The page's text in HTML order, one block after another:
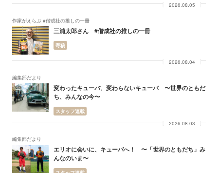
2026.08.05
作家がえらぶ #偕成社の推しの一冊
三浦太郎さん #偕成社の推しの一冊
寄稿
2026.08.04
編集部だより
変わったキューバ、変わらないキューバ 〜世界のともだ
ち、みんなの今〜
スタッフ連載
2026.08.03
編集部だより
エリオに会いに、キューバへ！ 〜「世界のともだち」み
んなのいま〜